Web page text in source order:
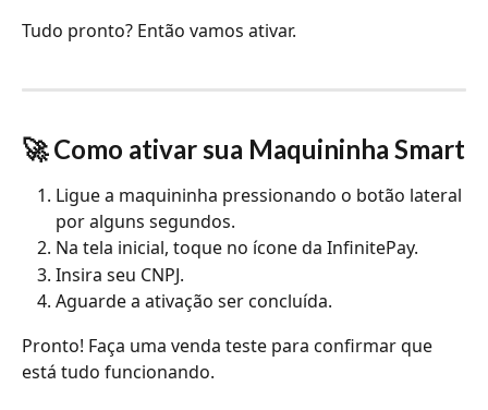
Tudo pronto? Então vamos ativar.
🚀 Como ativar sua Maquininha Smart
Ligue a maquininha pressionando o botão lateral
por alguns segundos.
Na tela inicial, toque no ícone da InfinitePay.
Insira seu CNPJ.
Aguarde a ativação ser concluída.
Pronto! Faça uma venda teste para confirmar que
está tudo funcionando.